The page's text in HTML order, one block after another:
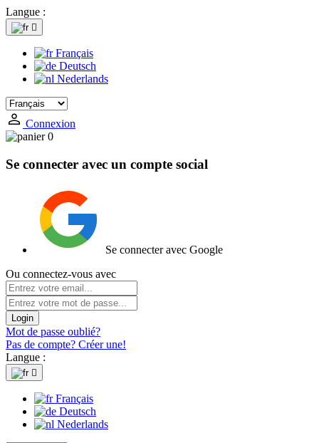
Langue :

Français
Deutsch
Nederlands
Connexion
0
Se connecter avec un compte social
Se connecter avec Google
Ou connectez-vous avec
Login
Mot de passe oublié?
Pas de compte? Créer une!
Langue :

Français
Deutsch
Nederlands